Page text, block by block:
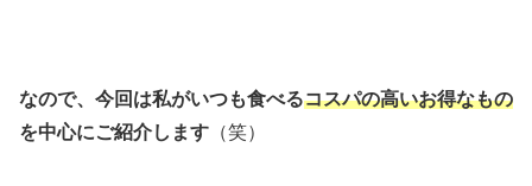
なので、今回は私がいつも食べるコスパの高いお得なもの
を中心にご紹介します （笑）